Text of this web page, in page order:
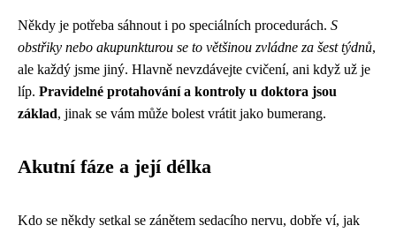
Někdy je potřeba sáhnout i po speciálních procedurách. S
obstřiky nebo akupunkturou se to většinou zvládne za šest týdnů,
ale každý jsme jiný. Hlavně nevzdávejte cvičení, ani když už je
líp. Pravidelné protahování a kontroly u doktora jsou
základ, jinak se vám může bolest vrátit jako bumerang.
Akutní fáze a její délka
Kdo se někdy setkal se zánětem sedacího nervu, dobře ví, jak